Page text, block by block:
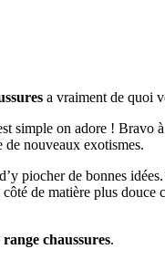
a vraiment de quoi
simple on adore ! Bravo
nouveaux exotismes.
piocher de bonnes
de matière plus
chaussures.